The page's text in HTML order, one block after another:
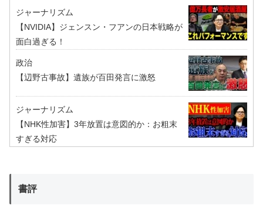
ジャーナリズム
【NVIDIA】ジェンスン・フアンの日本戦略が
面白過ぎる！
政治
【辺野古事故】遺族が百田発言に激怒
ジャーナリズム
【NHK性加害】3年放置は意図的か：お粗末
すぎる対応
書評